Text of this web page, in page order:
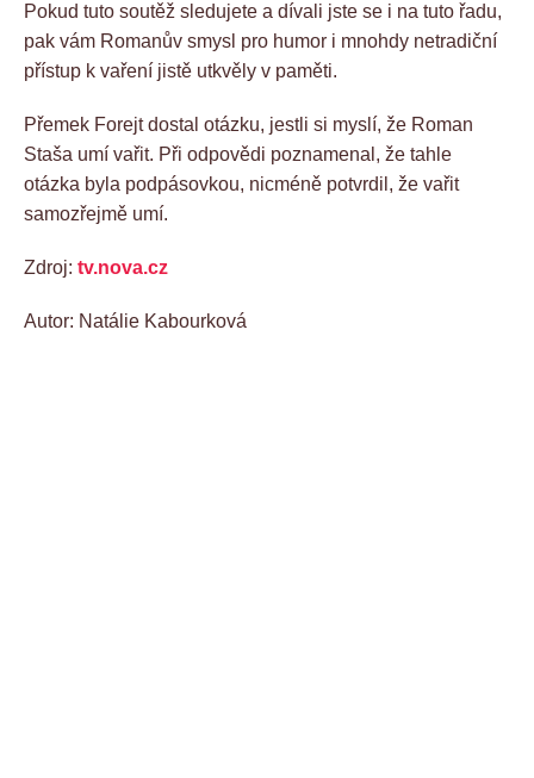
Pokud tuto soutěž sledujete a dívali jste se i na tuto řadu,
pak vám Romanův smysl pro humor i mnohdy netradiční
přístup k vaření jistě utkvěly v paměti.
Přemek Forejt dostal otázku, jestli si myslí, že Roman
Staša umí vařit. Při odpovědi poznamenal, že tahle
otázka byla podpásovkou, nicméně potvrdil, že vařit
samozřejmě umí.
Zdroj: tv.nova.cz
Autor: Natálie Kabourková